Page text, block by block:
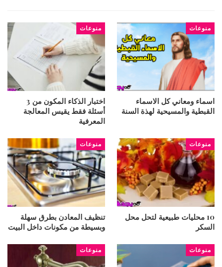
منوعات
اسماء ومعاني كل الاسماء
القبطية والمسيحية لهذة السنة
منوعات
اختبار الذكاء المكون من 3
أسئلة فقط يقيس المعالجة
المعرفية
منوعات
10 محليات طبيعية لتحل محل
السكر
منوعات
تنظيف المعادن بطرق سهلة
وبسيطة من مكونات داخل البيت
منوعات منوعات